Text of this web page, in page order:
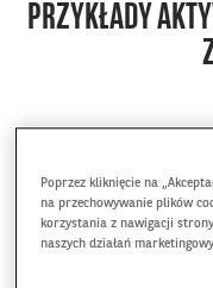
PRZYKŁADY
Poprzez kliknięcie na
na przechowywanie plików
korzystania z nawigacji
naszych działań